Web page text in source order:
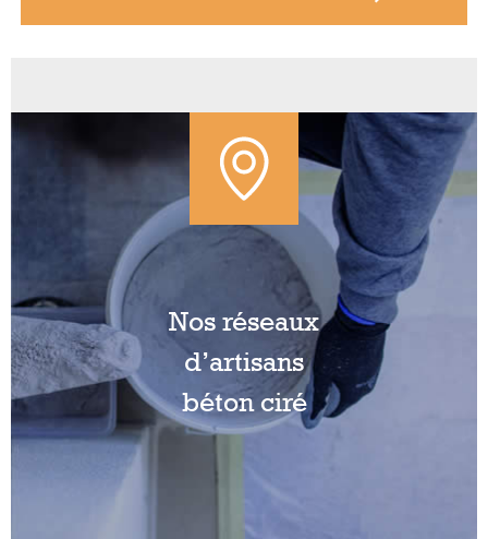
Nos réseaux
d’artisans
béton ciré